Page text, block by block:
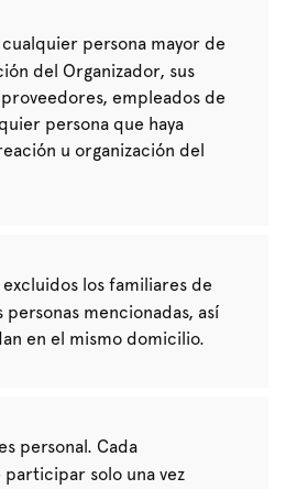
persona mayor de
del Organizador, sus
empleados de
persona que haya
u organización del
los familiares de
mencionadas, así
en el mismo domicilio.
personal. Cada
solo una vez